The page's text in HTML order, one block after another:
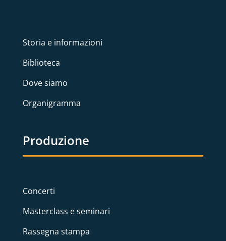
Storia e informazioni
Biblioteca
Dove siamo
Organigramma
Produzione
Concerti
Masterclass e seminari
Rassegna stampa